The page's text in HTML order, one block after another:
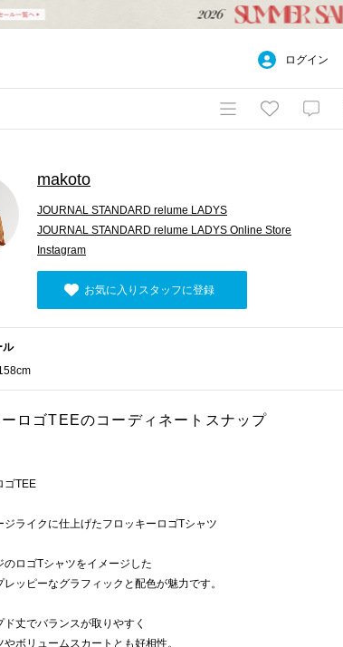
ログイン
makoto
JOURNAL STANDARD relume LADYS
JOURNAL STANDARD relume LADYS Online Store
Instagram
お気に入りスタッフに登録
ル
ロゴTEEのコーディネートスナップ
ゴTEE
ライクに仕上げたフロッキーロゴTシャツ
のロゴTシャツをイメージした
ッピーなグラフィックと配色が魅力です。
ド丈でバランスが取りやすく
やボリュームスカートとも好相性。